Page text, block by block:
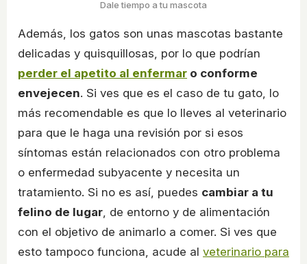
Dale tiempo a tu mascota
Además, los gatos son unas mascotas bastante
delicadas y quisquillosas, por lo que podrían
perder el apetito al enfermar o conforme
envejecen. Si ves que es el caso de tu gato, lo
más recomendable es que lo lleves al veterinario
para que le haga una revisión por si esos
síntomas están relacionados con otro problema
o enfermedad subyacente y necesita un
tratamiento. Si no es así, puedes cambiar a tu
felino de lugar, de entorno y de alimentación
con el objetivo de animarlo a comer. Si ves que
esto tampoco funciona, acude al veterinario para